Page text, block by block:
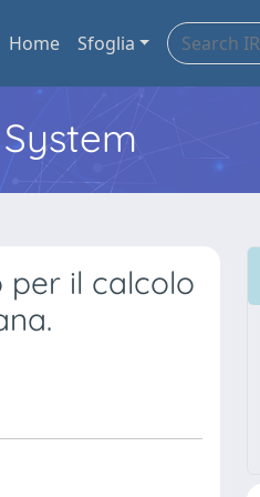
Home Sfoglia
per il calcolo